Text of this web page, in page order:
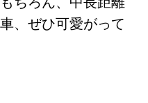
、ぜひ可愛がって